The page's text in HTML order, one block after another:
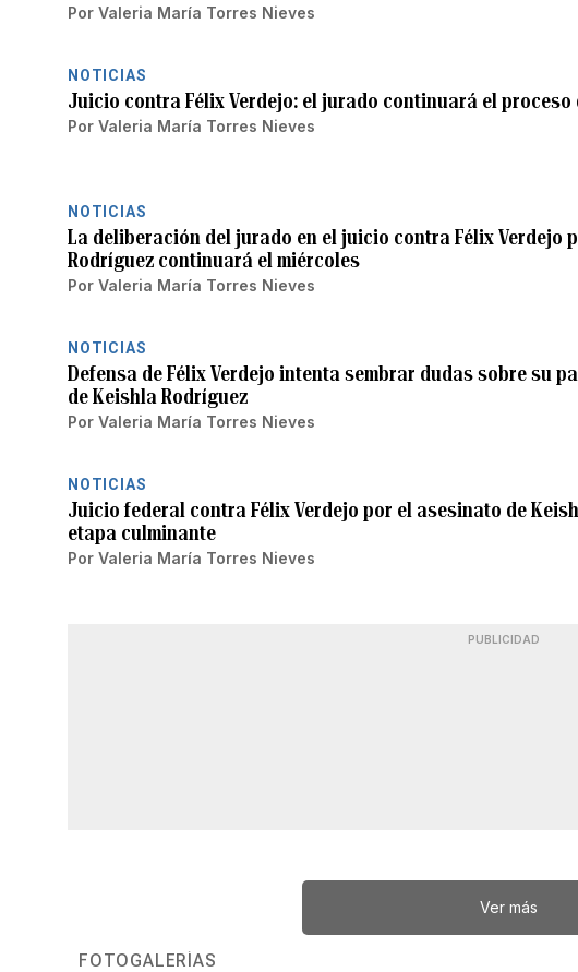
Por Valeria María Torres Nieves
NOTICIAS
Juicio contra Félix Verdejo: el jurado continuará el
Por Valeria María Torres Nieves
NOTICIAS
La deliberación del jurado en el juicio contra Félix Verdejo
Rodríguez continuará el miércoles
Por Valeria María Torres Nieves
NOTICIAS
Defensa de Félix Verdejo intenta sembrar dudas sobre su
de Keishla Rodríguez
Por Valeria María Torres Nieves
NOTICIAS
Juicio federal contra Félix Verdejo por el asesinato de
etapa culminante
Por Valeria María Torres Nieves
PUBLICIDAD
Ver más
FOTOGALERÍAS